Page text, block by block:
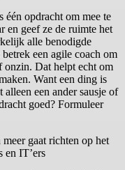
één opdracht om mee te
en geef ze de ruimte het
alle benodigde
een agile coach om
onzin. Dat helpt echt om
Want een ding is
een ander sausje of
goed? Formuleer
gaat richten op het
en IT’ers